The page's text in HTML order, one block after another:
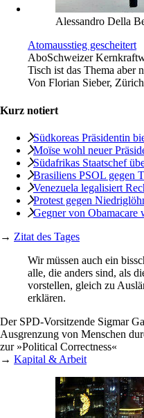
Alessandro Della
Atomausstieg gescheitert
AboSchweizer
Tisch ist das Thema aber
Von Florian Sieber, Zürich
Kurz notiert
Südkoreas Präsidentin
Moïse wohl neuer
Südafrikas Staatschef
Brasiliens PSOL gegen
Venezuela legalisiert
Protest gegen
Gegner von
→ Zitat des Tages
Wir müssen auch ein
alle, die anders sind, als
vorstellen, gleich zu
erklären.
Der SPD-Vorsitzende Sigmar
Ausgrenzung von Menschen
zur »Political Correctness«
→ Kapital & Arbeit